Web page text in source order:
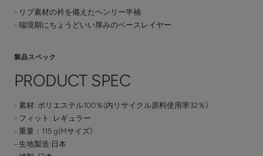
- リブ素材の衿を備えたヘンリー半袖
- 端境期にちょうどいい厚みのベースレイヤー
製品スペック
PRODUCT SPEC
- 素材: ポリエステル100％(内リサイクル原料使用率32％)
- フィット: レギュラー
- 重量：115 g(Mサイズ)
- 生地製造:日本